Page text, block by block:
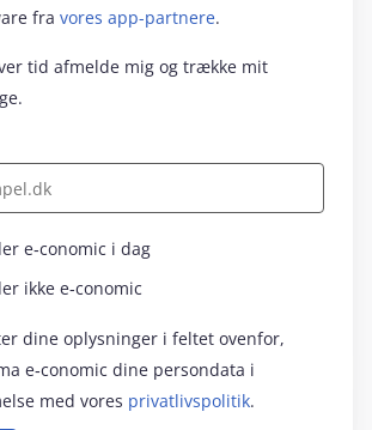
fra vores app-partnere.
tid afmelde mig og trække mit
e‑conomic i dag
ikke e‑conomic
dine oplysninger i feltet ovenfor,
e‑conomic dine persondata i
med vores privatlivspolitik.